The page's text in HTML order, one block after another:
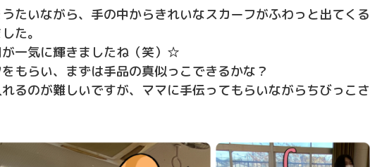
たいながら、手の中からきれいなスカーフがふわっと出てくる
た。
一気に輝きましたね（笑）☆
もらい、まずは手品の真似っこできるかな？
るのが難しいですが、ママに手伝ってもらいながらちびっこさ